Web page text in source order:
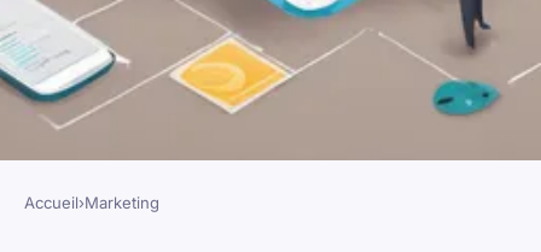
Accueil›Marketing